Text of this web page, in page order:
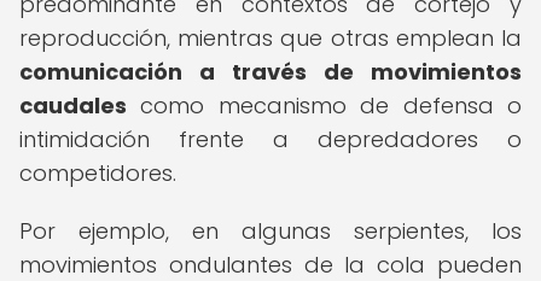
reproducción, mientras que otras emplean la
comunicación a través de movimientos
caudales como mecanismo de defensa o
intimidación frente a depredadores o
competidores.
Por ejemplo, en algunas serpientes, los
movimientos ondulantes de la cola pueden